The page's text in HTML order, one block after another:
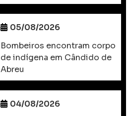
05/08/2026
Bombeiros encontram corpo
de indígena em Cândido de
Abreu
04/08/2026